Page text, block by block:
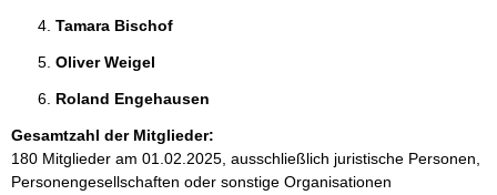
Tamara Bischof
Oliver Weigel
Roland Engehausen
Gesamtzahl der Mitglieder:
180 Mitglieder am 01.02.2025, ausschließlich juristische Personen,
Personengesellschaften oder sonstige Organisationen